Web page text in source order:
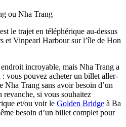
ou Nha Trang
le trajet en téléphérique au-dessus
et Vinpearl Harbour sur l’île de Hon
incroyable, mais Nha Trang a
: vous pouvez acheter un billet aller-
Nha Trang sans avoir besoin d’un
si vous souhaitez
et/ou voir le Golden Bridge à Ba
besoin d’un billet complet pour